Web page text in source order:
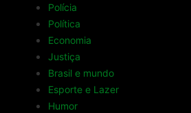
Polícia
Política
Economia
Justiça
Brasil e mundo
Esporte e Lazer
Humor